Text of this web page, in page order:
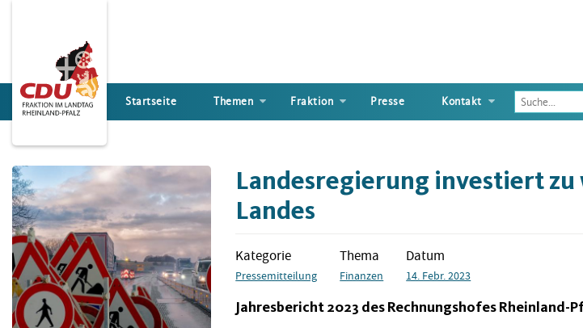
Startseite Themen Fraktion Presse Kontakt
Enter
the
to
Landesregierung investiert
Landes
Kategorie
Pressemitteilung
Thema
Finanzen
Datum
14. Febr. 2023
Jahresbericht 2023 des Rechnungshofes Rheinland-